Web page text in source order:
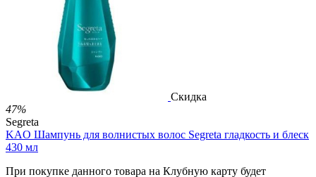
28 баллов
1 212.00
Р
за 1.00 мл

Скидка
47%
Segreta
KAO Шампунь для волнистых волос Segreta гладкость и блеск
430 мл
При покупке данного товара на Клубную карту будет